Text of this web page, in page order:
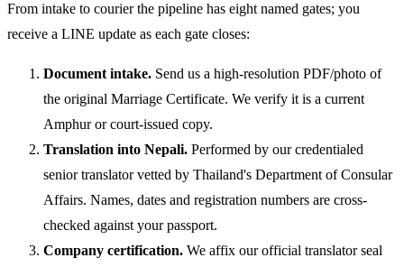
From intake to courier the pipeline has eight named gates; you
receive a LINE update as each gate closes:
Document intake. Send us a high-resolution PDF/photo of
the original Marriage Certificate. We verify it is a current
Amphur or court-issued copy.
Translation into Nepali. Performed by our credentialed
senior translator vetted by Thailand's Department of Consular
Affairs. Names, dates and registration numbers are cross-
checked against your passport.
Company certification. We affix our official translator seal